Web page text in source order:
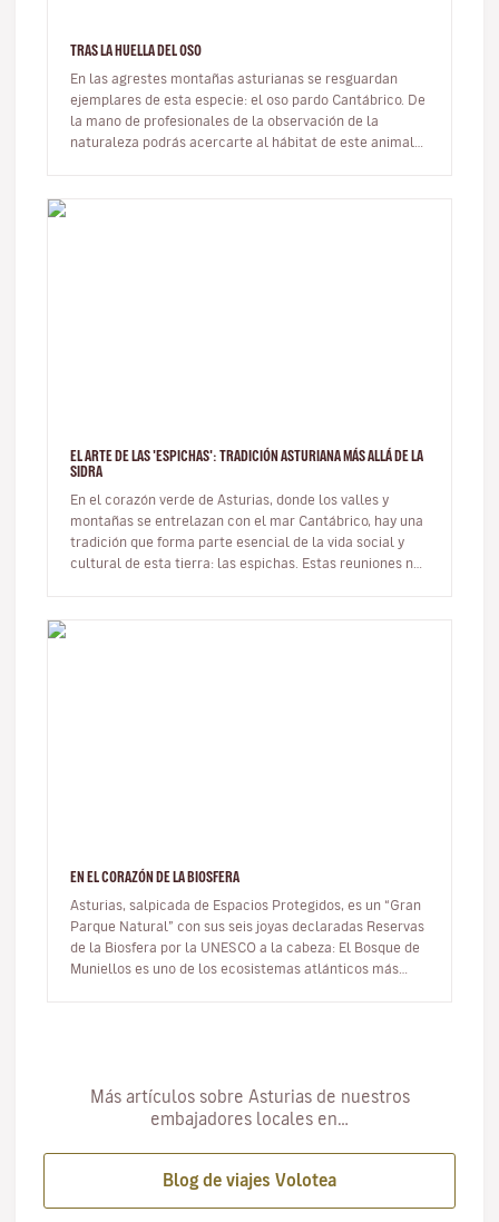
TRAS LA HUELLA DEL OSO
En las agrestes montañas asturianas se resguardan
ejemplares de esta especie: el oso pardo Cantábrico. De
la mano de profesionales de la observación de la
naturaleza podrás acercarte al hábitat de este animal
EL ARTE DE LAS 'ESPICHAS': TRADICIÓN ASTURIANA MÁS ALLÁ DE LA
SIDRA
En el corazón verde de Asturias, donde los valles y
montañas se entrelazan con el mar Cantábrico, hay una
tradición que forma parte esencial de la vida social y
cultural de esta tierra: las espichas. Estas reuniones no
EN EL CORAZÓN DE LA BIOSFERA
Asturias, salpicada de Espacios Protegidos, es un “Gran
Parque Natural” con sus seis joyas declaradas Reservas
de la Biosfera por la UNESCO a la cabeza: El Bosque de
Muniellos es uno de los ecosistemas atlánticos más
Más artículos sobre Asturias de nuestros
embajadores locales en…
Blog de viajes Volotea